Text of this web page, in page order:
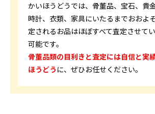
かいほうどうでは、骨董品、宝石、貴
時計、衣類、家具にいたるまでおおよ
定されるお品はほぼすべて査定させて
可能です。
骨董品類の目利きと査定には自信と実
ほうどう に、ぜひお任せください。